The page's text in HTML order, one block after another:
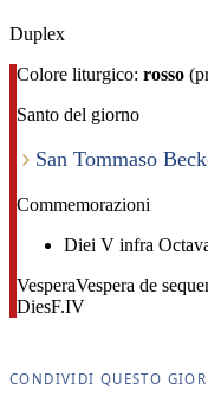
Duplex
Colore liturgico: rosso
Santo del giorno
San Tommaso
Commemorazioni
Diei V infra
VesperaVespera de
DiesF.IV
CONDIVIDI QUESTO